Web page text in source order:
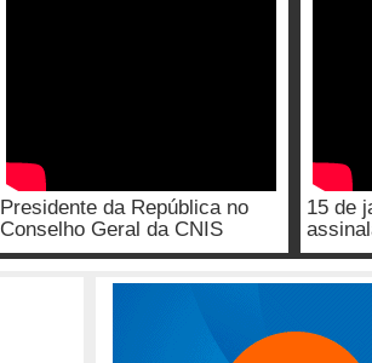
Presidente da República no
Conselho Geral da CNIS
15 de